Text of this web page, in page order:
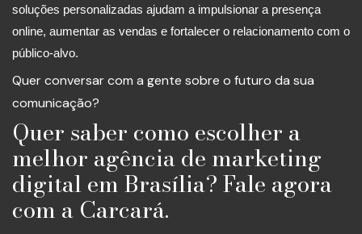
soluções personalizadas ajudam a impulsionar a presença
online, aumentar as vendas e fortalecer o relacionamento com o
público-alvo.
Quer conversar com a gente sobre o futuro da sua
comunicação?
Quer saber como escolher a
melhor agência de marketing
digital em Brasília? Fale agora
com a Carcará.